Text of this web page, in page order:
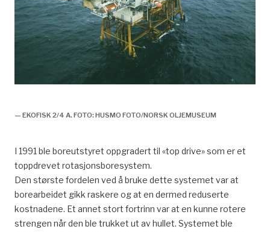
— EKOFISK 2/4 A. FOTO: HUSMO FOTO/NORSK OLJEMUSEUM
I 1991 ble boreutstyret oppgradert til «top drive» som er et
toppdrevet rotasjonsboresystem.
Den største fordelen ved å bruke dette systemet var at
borearbeidet gikk raskere og at en dermed reduserte
kostnadene. Et annet stort fortrinn var at en kunne rotere
strengen når den ble trukket ut av hullet. Systemet ble